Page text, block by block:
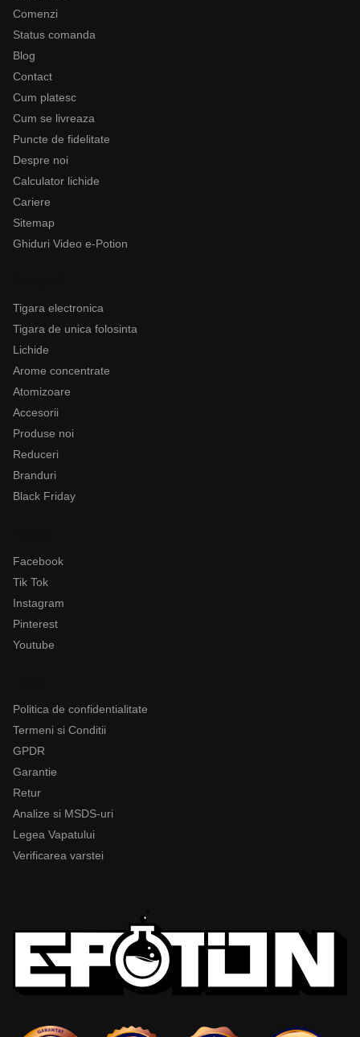
Comenzi
Status comanda
Blog
Contact
Cum platesc
Cum se livreaza
Puncte de fidelitate
Despre noi
Calculator lichide
Cariere
Sitemap
Ghiduri Video e-Potion
Tigara electronica
Tigara de unica folosinta
Lichide
Arome concentrate
Atomizoare
Accesorii
Produse noi
Reduceri
Branduri
Black Friday
Facebook
Tik Tok
Instagram
Pinterest
Youtube
Politica de confidentialitate
Termeni si Conditii
GPDR
Garantie
Retur
Analize si MSDS-uri
Legea Vapatului
Verificarea varstei